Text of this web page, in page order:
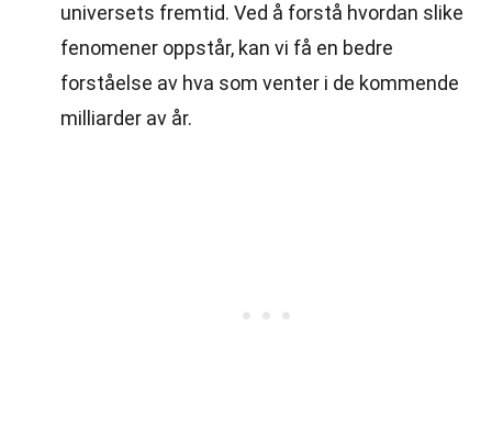
universets fremtid. Ved å forstå hvordan slike
fenomener oppstår, kan vi få en bedre
forståelse av hva som venter i de kommende
milliarder av år.